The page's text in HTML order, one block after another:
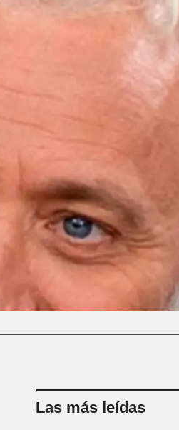
Las más leídas